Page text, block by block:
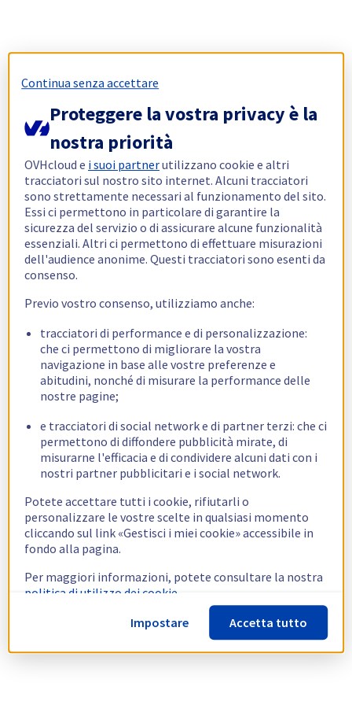
Continua senza accettare
Proteggere la vostra privacy è la
nostra priorità
OVHcloud e i suoi partnerutilizzano cookie e altri
tracciatori sul nostro sito internet. Alcuni tracciatori
sono strettamente necessari al funzionamento del sito.
Essi ci permettono in particolare di garantire la
sicurezza del servizio o di assicurare alcune funzionalità
essenziali. Altri ci permettono di effettuare misurazioni
dell'audience anonime. Questi tracciatori sono esenti da
consenso.
Previo vostro consenso, utilizziamo anche:
tracciatori di performance e di personalizzazione:
che ci permettono di migliorare la vostra
navigazione in base alle vostre preferenze e
abitudini, nonché di misurare la performance delle
nostre pagine;
e tracciatori di social network e di partner terzi: che ci
permettono di diffondere pubblicità mirate, di
misurarne l'efficacia e di condividere alcuni dati con i
nostri partner pubblicitari e i social network.
Potete accettare tutti i cookie, rifiutarli o
personalizzare le vostre scelte in qualsiasi momento
cliccando sul link «Gestisci i miei cookie» accessibile in
fondo alla pagina.
Per maggiori informazioni, potete consultare la nostra
politica di utilizzo dei cookie.
Impostare
Accetta tutto